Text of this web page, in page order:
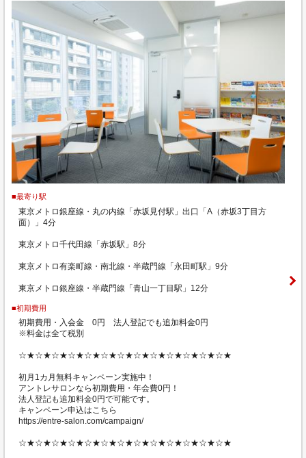
■最寄り駅
東京メトロ銀座線・丸の内線「赤坂見付駅」出口「A（赤坂3丁目方
面）」4分
東京メトロ千代田線「赤坂駅」8分
東京メトロ有楽町線・南北線・半蔵門線「永田町駅」9分
東京メトロ銀座線・半蔵門線「青山一丁目駅」12分
■初期費用
初期費用・入会金 0円 法人登記でも追加料金0円
※料金は全て税別
☆★☆★☆★☆★☆★☆★☆★☆★☆★☆★☆★☆★☆★
初月1カ月無料キャンペーン実施中！
アントレサロンなら初期費用・年会費0円！
法人登記も追加料金0円で可能です。
キャンペーン申込はこちら
https://entre-salon.com/campaign/
☆★☆★☆★☆★☆★☆★☆★☆★☆★☆★☆★☆★☆★